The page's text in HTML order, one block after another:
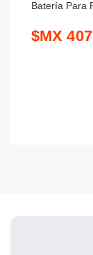
Batería Para
$MX